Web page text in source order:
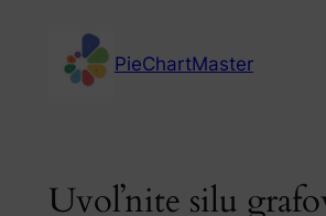
content
PieChartMaster
Uvoľnite silu